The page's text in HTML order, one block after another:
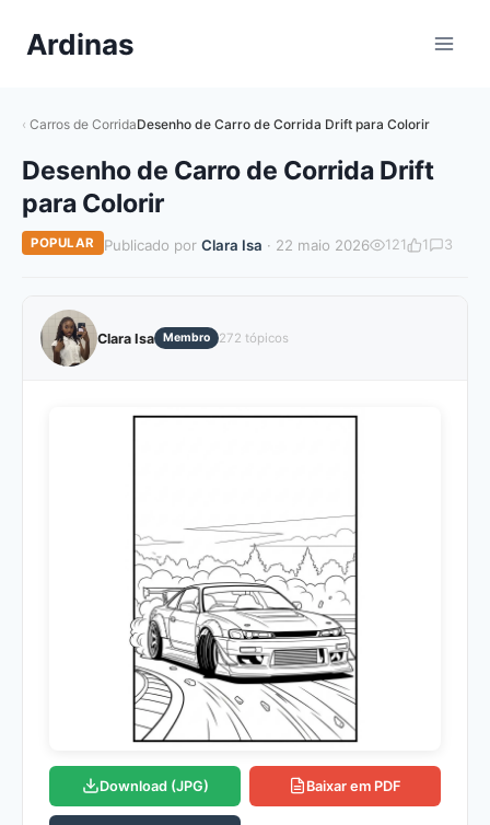
paraArdinas
Carros de CorridaDesenho de Carro de Corrida Drift para Colorir
Desenho de Carro de Corrida Drift
para Colorir
POPULAR Publicado por Clara Isa · 22 maio 2026 121 1 3
Clara Isa Membro 272 tópicos
Download (JPG) Baixar em PDF